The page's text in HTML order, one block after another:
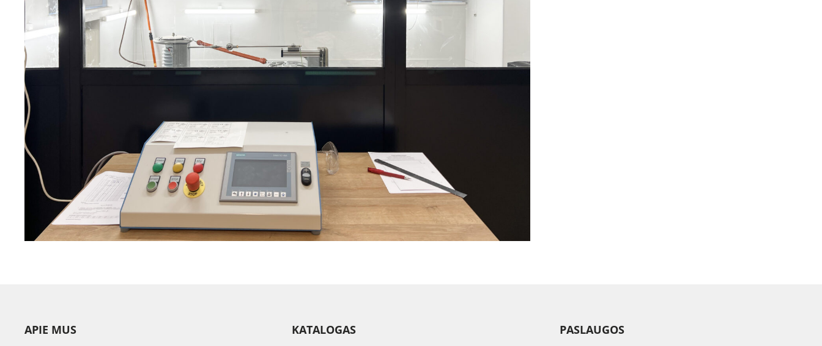
APIE MUS KATALOGAS PASLAUGOS